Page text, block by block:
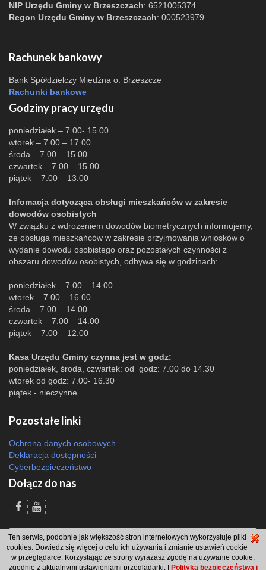
NIP Urzędu Gminy w Brzeszczach: 6521005374
Regon Urzędu Gminy w Brzeszczach: 000523979
Rachunek bankowy
Bank Spółdzielczy Miedźna o. Brzeszcze
Rachunki bankowe
Godziny pracy urzędu
poniedziałek – 7.00- 15.00
wtorek – 7.00 – 17.00
środa – 7.00 – 15.00
czwartek – 7.00 – 15.00
piątek – 7.00 – 13.00
Infomacja dotycząca obsługi mieszkańców w zakresie
dowodów osobistych
W związku z wdrożeniem dowodów biometrycznych informujemy,
że obsługa mieszkańców w zakresie przyjmowania wniosków o
wydanie dowodu osobistego oraz pozostałych czynności z
obszaru dowodów osobistych, odbywa się w godzinach:
poniedziałek – 7.00 – 14.00
wtorek – 7.00 – 16.00
środa – 7.00 – 14.00
czwartek – 7.00 – 14.00
piątek – 7.00 – 12.00
Kasa Urzędu Gminy czynna jest w godz:
poniedziałek, środa, czwartek: od godz: 7.00 do 14.30
wtorek od godz: 7.00- 16.30
piątek - nieczynne
Pozostałe linki
Ochrona danych osobowych
Deklaracja dostępności
Cyberbezpieczeństwo
Dołącz do nas
Odsłon: 1528 | |Polityka bezpieczeństwa i polityka cookies|Redakcja|2007
- 2026 © Gmina Brzeszcze
projekt: Wdesk
Ten serwis, podobnie jak większość stron internetowych wykorzystuje pliki
cookies. Dowiedz się więcej o celu ich używania i zmianie ustawień cookie
w przeglądarce. Korzystając ze strony wyrażasz zgodę na używanie cookie,
zgodnie z aktualnymi ustawieniami przeglądarki. |
Polityka bezpieczeństwa i